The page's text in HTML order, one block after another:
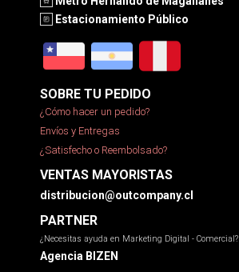
Estacionamiento Público
SOBRE TU PEDIDO
¿Cómo hacer un pedido?
Envíos y Entregas
¿Satisfecho o Reembolsado?
VENTAS MAYORISTAS
distribucion@outcompany.cl
PARTNER
¿Necesitas ayuda en Marketing Digital - Comercial?
Agencia BIZEN